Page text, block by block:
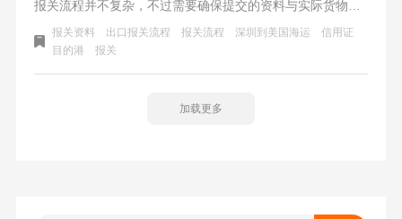
报关流程并不复杂，不过需要确保提交的资料与实际货物准
确、一致。否则会造成不必要的查验。海运出口报关的流程
一般包括以下步骤：一、出口报关所需要资料；二、出口报
报关资料 出口报关流程 报关流程 深圳到美国海运
信用证
目的港
报关
加载更多